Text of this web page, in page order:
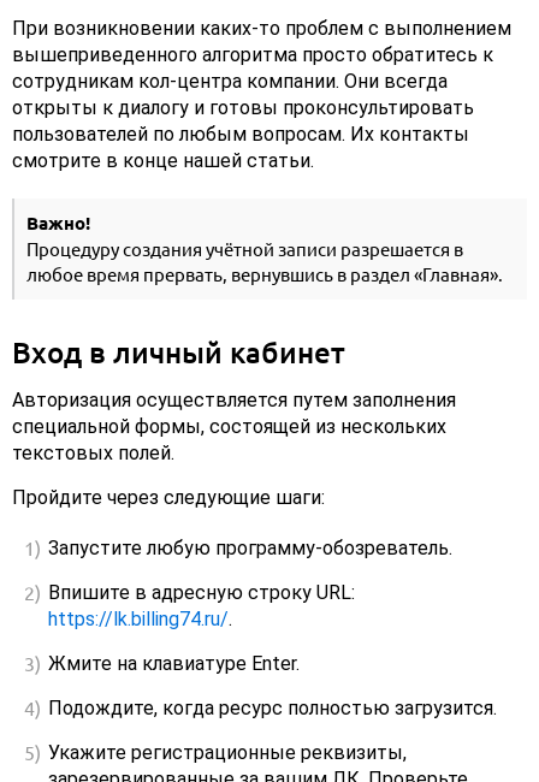
При возникновении каких-то проблем с выполнением
вышеприведенного алгоритма просто обратитесь к
сотрудникам кол-центра компании. Они всегда
открыты к диалогу и готовы проконсультировать
пользователей по любым вопросам. Их контакты
смотрите в конце нашей статьи.
Важно!
Процедуру создания учётной записи разрешается в
любое время прервать, вернувшись в раздел «Главная».
Вход в личный кабинет
Авторизация осуществляется путем заполнения
специальной формы, состоящей из нескольких
текстовых полей.
Пройдите через следующие шаги:
Запустите любую программу-обозреватель.
Впишите в адресную строку URL:
https://lk.billing74.ru/.
Жмите на клавиатуре Enter.
Подождите, когда ресурс полностью загрузится.
Укажите регистрационные реквизиты,